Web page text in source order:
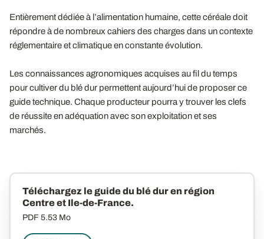
Entièrement dédiée à l’alimentation humaine, cette céréale doit
répondre à de nombreux cahiers des charges dans un contexte
réglementaire et climatique en constante évolution.
Les connaissances agronomiques acquises au fil du temps
pour cultiver du blé dur permettent aujourd’hui de proposer ce
guide technique. Chaque producteur pourra y trouver les clefs
de réussite en adéquation avec son exploitation et ses
marchés.
Téléchargez le guide du blé dur en région
Centre et Ile-de-France.
PDF 5.53 Mo